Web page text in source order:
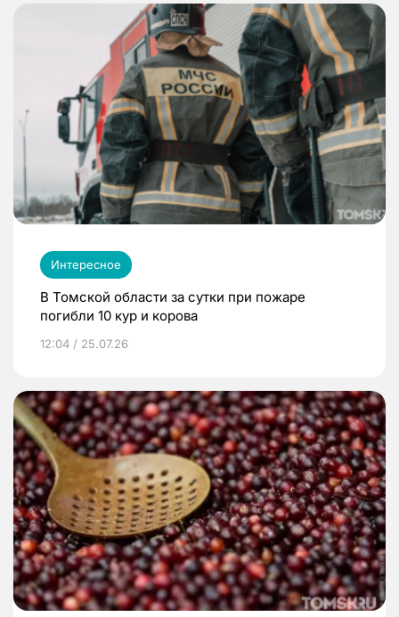
Интересное
В Томской области за сутки при пожаре
погибли 10 кур и корова
12:04 / 25.07.26